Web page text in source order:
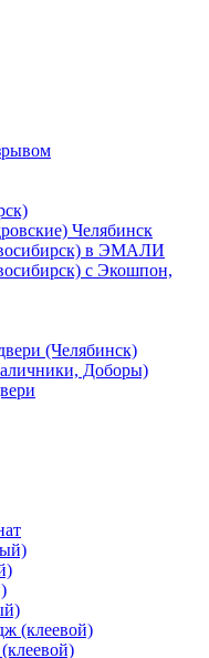
Челябинск
в ЭМАЛИ
с Экошпон,
(Челябинск)
Доборы)
(клеевой)